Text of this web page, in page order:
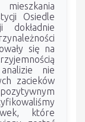
Osiedle
się na
nie
zacieków
które